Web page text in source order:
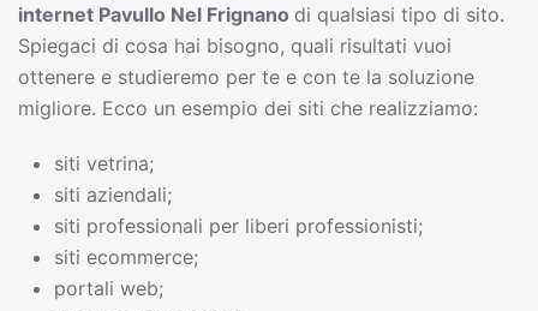
internet Pavullo Nel Frignano di qualsiasi tipo di sito.
Spiegaci di cosa hai bisogno, quali risultati vuoi
ottenere e studieremo per te e con te la soluzione
migliore. Ecco un esempio dei siti che realizziamo:
siti vetrina;
siti aziendali;
siti professionali per liberi professionisti;
siti ecommerce;
portali web;